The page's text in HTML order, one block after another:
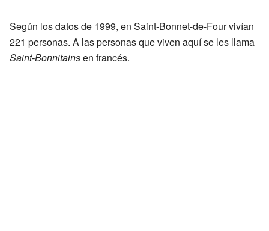
Según los datos de 1999, en Saint-Bonnet-de-Four vivían
221 personas. A las personas que viven aquí se les llama
Saint-Bonnitainsen francés.